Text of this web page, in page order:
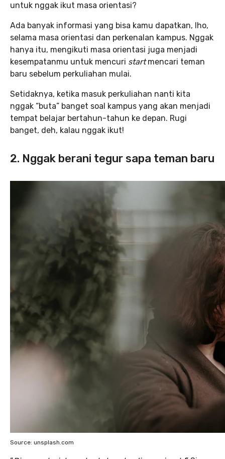
untuk nggak ikut masa orientasi?
Ada banyak informasi yang bisa kamu dapatkan, lho,
selama masa orientasi dan perkenalan kampus. Nggak
hanya itu, mengikuti masa orientasi juga menjadi
kesempatanmu untuk mencuri startmencari teman
baru sebelum perkuliahan mulai.
Setidaknya, ketika masuk perkuliahan nanti kita
nggak “buta” banget soal kampus yang akan menjadi
tempat belajar bertahun-tahun ke depan. Rugi
banget, deh, kalau nggak ikut!
2. Nggak berani tegur sapa teman baru
Source: unsplash.com